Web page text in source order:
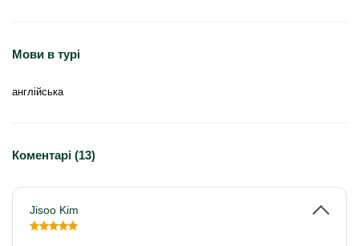
Мови в турі
англійська
Коментарі (13)
Jisoo Kim